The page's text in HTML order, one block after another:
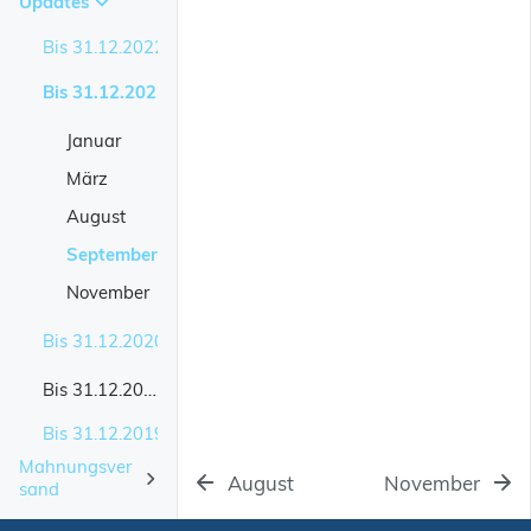
Benutzerbericht Einrichtung
Die Konfiguration
Benutzerbericht Einrichtung
Ungebuchte Belege
Bis 31.12.2022
Januar
Bis 31.12.2021
Januar
März
August
September
November
Bis 31.12.2020
Januar
Februar
März
Bis 31.12.2018
Bis 31.12.2019
Januar
Februar
Mahnungsver
sand
August November